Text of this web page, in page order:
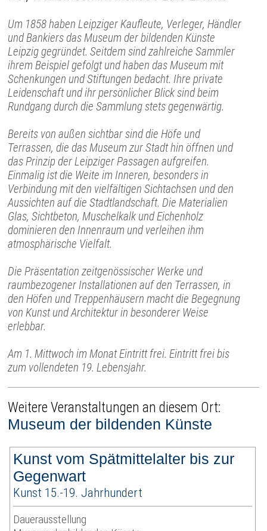
Um 1858 haben Leipziger Kaufleute, Verleger, Händler
und Bankiers das Museum der bildenden Künste
Leipzig gegründet. Seitdem sind zahlreiche Sammler
ihrem Beispiel gefolgt und haben das Museum mit
Schenkungen und Stiftungen bedacht. Ihre private
Leidenschaft und ihr persönlicher Blick sind beim
Rundgang durch die Sammlung stets gegenwärtig.
Bereits von außen sichtbar sind die Höfe und
Terrassen, die das Museum zur Stadt hin öffnen und
das Prinzip der Leipziger Passagen aufgreifen.
Einmalig ist die Weite im Inneren, besonders in
Verbindung mit den vielfältigen Sichtachsen und den
Aussichten auf die Stadtlandschaft. Die Materialien
Glas, Sichtbeton, Muschelkalk und Eichenholz
dominieren den Innenraum und verleihen ihm
atmosphärische Vielfalt.
Die Präsentation zeitgenössischer Werke und
raumbezogener Installationen auf den Terrassen, in
den Höfen und Treppenhäusern macht die Begegnung
von Kunst und Architektur in besonderer Weise
erlebbar.
Am 1. Mittwoch im Monat Eintritt frei. Eintritt frei bis
zum vollendeten 19. Lebensjahr.
Weitere Veranstaltungen an diesem Ort:
Museum der bildenden Künste
Kunst vom Spätmittelalter bis zur
Gegenwart
Kunst 15.-19. Jahrhundert
Dauerausstellung